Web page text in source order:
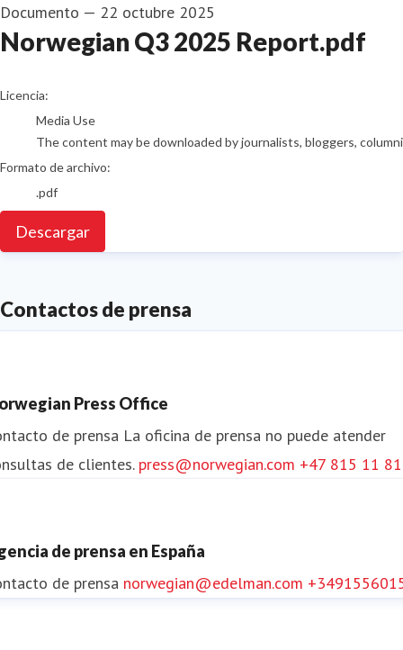
Documento — 22 octubre 2025
Norwegian Q3 2025 Report.pdf
go to media item
Licencia:
Media Use
The content may be downloaded by journalists, bloggers,
Formato de archivo:
.pdf
Descargar
Contactos de prensa
Press Office
de prensa La oficina de prensa no puede atender
de clientes. press@norwegian.com +47 815 11
de prensa en España
de prensa norwegian@edelman.com